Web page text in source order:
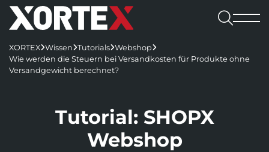

Leistungen
Leistungen
Software
Software
REDX
Referenzen
REDX Websites & Onlineshops
TYPO3-Projekte
Karriere
Kennenlernen
Webagentur

XORTEXWissenTutorialsWebshop
Wie werden die Steuern bei Versandkosten für Produkte ohne
Versandgewicht berechnet?
Tutorial: SHOPX
Webshop